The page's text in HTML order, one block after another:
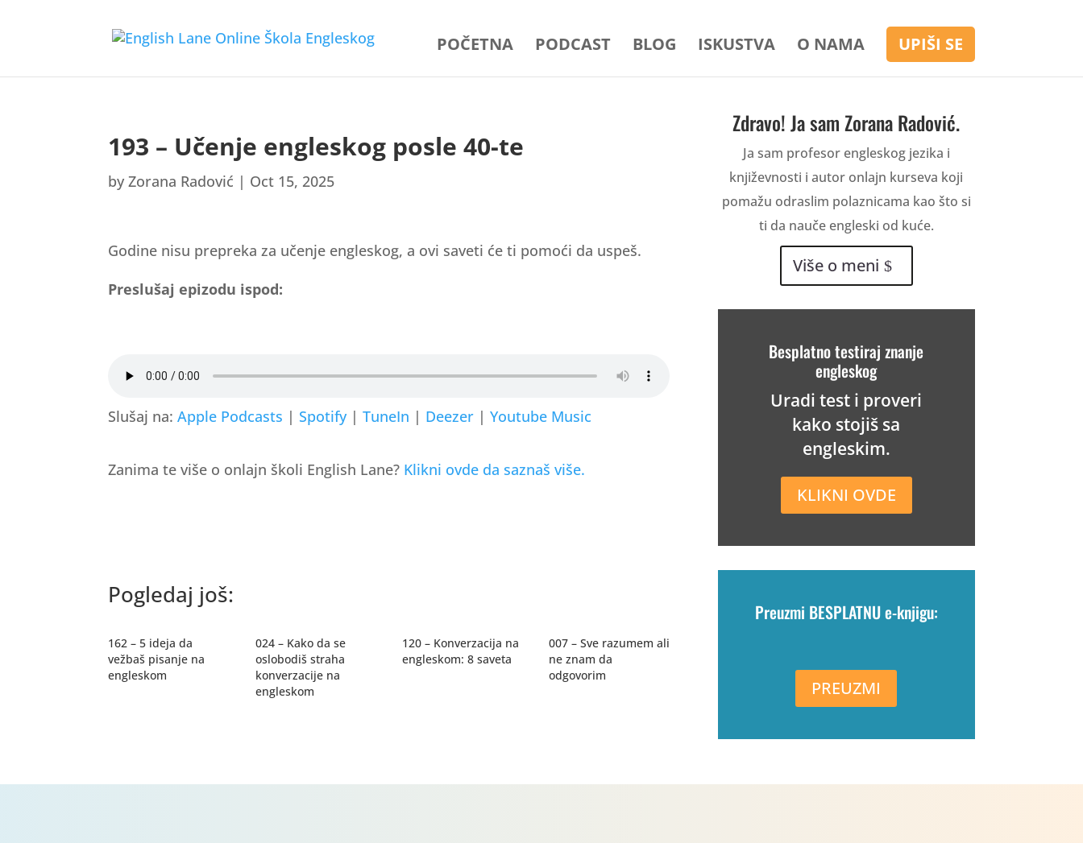
POČETNA PODCAST BLOG ISKUSTVA O NAMA UPIŠI SE
193 – Učenje engleskog posle 40-te
byZorana Radović | Oct 15, 2025
Godine nisu prepreka za učenje engleskog, a ovi saveti će ti pomoći da uspeš.
Preslušaj epizodu ispod:
Slušaj na:Apple Podcasts | Spotify|TuneIn | Deezer |Youtube Music
Zanima te više o onlajn školi English Lane? Klikni ovde da saznaš više.
Pogledaj još:
162 – 5 ideja da
vežbaš pisanje na
engleskom
024 – Kako da se
oslobodiš straha
konverzacije na
engleskom
120 – Konverzacija na
engleskom: 8 saveta
007 – Sve razumem ali
ne znam da
odgovorim
Zdravo! Ja sam Zorana Radović.
Ja sam profesor engleskog jezika i
književnosti i autor onlajn kurseva koji
pomažu odraslim polaznicama kao što si
ti da nauče engleski od kuće.
Više o meni
Besplatno testiraj znanje
engleskog
Uradi test i proveri
kako stojiš sa
engleskim.
KLIKNI OVDE
Preuzmi BESPLATNU e-knjigu:
PREUZMI